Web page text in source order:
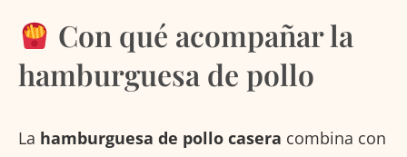
Con qué acompañar la
hamburguesa de pollo
La hamburguesa de pollo casera combina con